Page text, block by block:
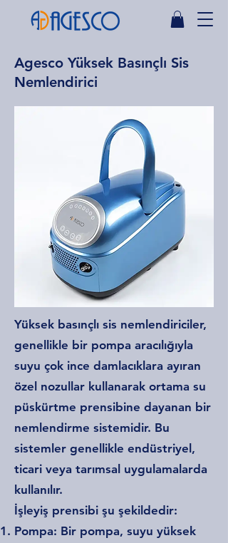
Agesco Yüksek Basınçlı Sis
Nemlendirici
Yüksek basınçlı sis nemlendiriciler,
genellikle bir pompa aracılığıyla
suyu çok ince damlacıklara ayıran
özel nozullar kullanarak ortama su
püskürtme prensibine dayanan bir
nemlendirme sistemidir. Bu
sistemler genellikle endüstriyel,
ticari veya tarımsal uygulamalarda
kullanılır.
İşleyiş prensibi şu şekildedir:
Pompa: Bir pompa, suyu yüksek